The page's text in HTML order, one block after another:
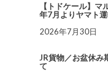
【トドケール】
年7月よりヤマト
2026年7月30日
JR貨物／お盆休み
て